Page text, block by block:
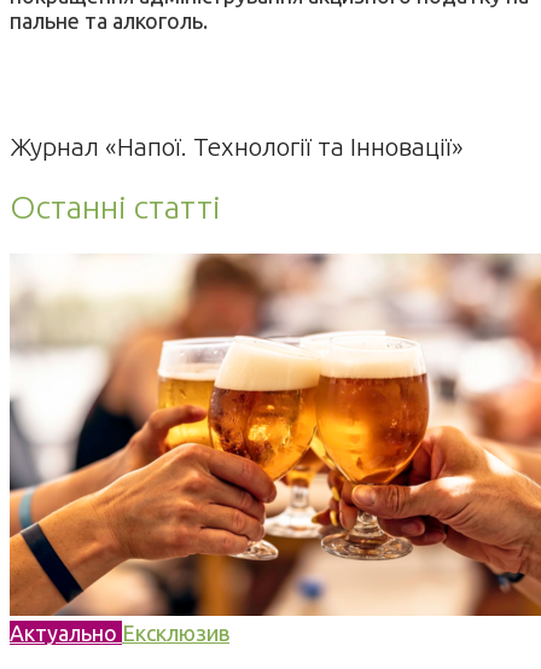
пальне та алкоголь.
Журнал «Напої. Технології та Інновації»
Останні статті
Актуально Ексклюзив